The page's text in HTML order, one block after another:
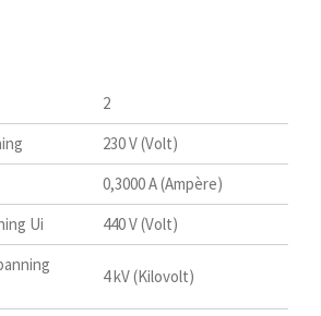
2
230 V (Volt)
0,3000 A (Ampère)
Ui
440 V (Volt)
4 kV (Kilovolt)